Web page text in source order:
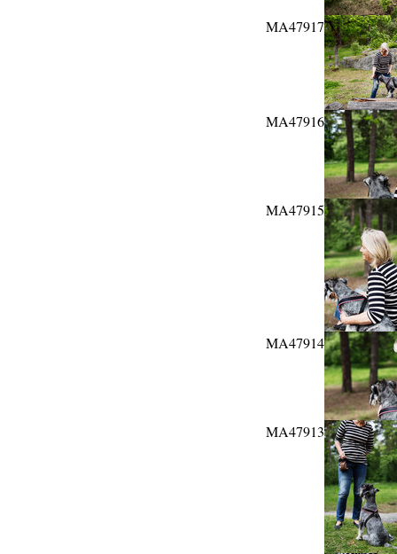
MA47917
MA47916
MA47915
MA47914
MA47913